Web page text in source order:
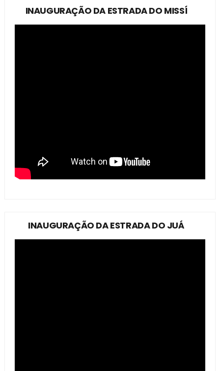
INAUGURAÇÃO DA ESTRADA DO MISSÍ
INAUGURAÇÃO DA ESTRADA DO JUÁ